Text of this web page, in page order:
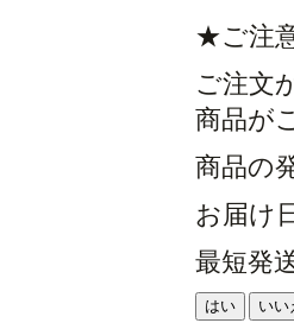
★ご注
ご注文
商品が
商品の
お届け
最短発
はい いい